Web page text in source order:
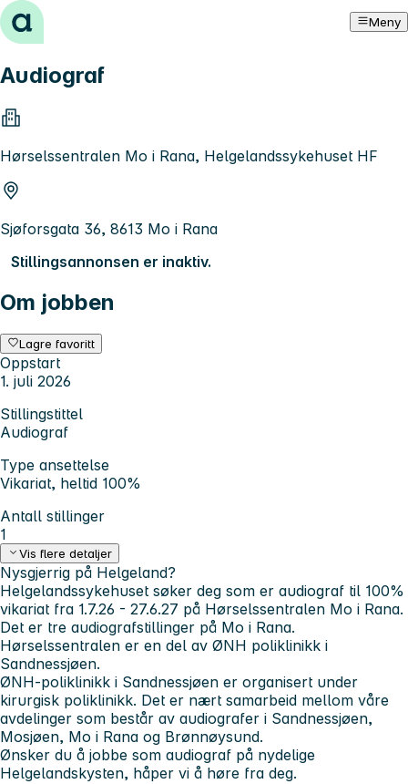
Hopp til innhold Meny
Audiograf
Hørselssentralen Mo i Rana, Helgelandssykehuset HF
Sjøforsgata 36, 8613 Mo i Rana
Stillingsannonsen er inaktiv.
Om jobben
Lagre favoritt
Oppstart
1. juli 2026
Stillingstittel
Audiograf
Type ansettelse
Vikariat, heltid 100%
Antall stillinger
1
Vis flere detaljer
Nysgjerrig på Helgeland?
Helgelandssykehuset søker deg som er audiograf til 100%
vikariat fra 1.7.26 - 27.6.27 på Hørselssentralen Mo i Rana.
Det er tre audiografstillinger på Mo i Rana.
Hørselssentralen er en del av ØNH poliklinikk i
Sandnessjøen.
ØNH-poliklinikk i Sandnessjøen er organisert under
kirurgisk poliklinikk. Det er nært samarbeid mellom våre
avdelinger som består av audiografer i Sandnessjøen,
Mosjøen, Mo i Rana og Brønnøysund.
Ønsker du å jobbe som audiograf på nydelige
Helgelandskysten, håper vi å høre fra deg.